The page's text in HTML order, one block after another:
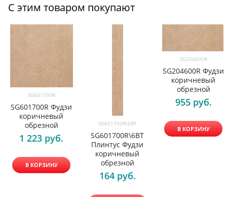
С этим товаром покупают
SG601700R
SG601700R Фудзи
коричневый
обрезной
1 223 руб.
В КОРЗИНУ
SG601700R\6BT
SG601700R\6BT
Плинтус Фудзи
коричневый
обрезной
164 руб.
SG204600R
SG204600R Фудзи
коричневый
обрезной
955 руб.
В КОРЗИНУ